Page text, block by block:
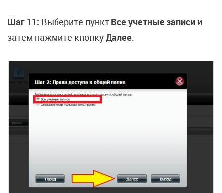
Шаг 11: Выберите пункт Все учетные записи и
затем нажмите кнопкуДалее